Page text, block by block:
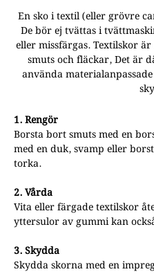
En sko i textil (eller grövre
De bör ej tvättas i
eller missfärgas. Textilskor
smuts och fläckar, Det är
använda
1. Rengör
Borsta bort smuts med en
med en duk, svamp eller
torka.
2. Vårda
Vita eller färgade textilskor
yttersulor av gummi kan
3. Skydda
Skydda skorna med en